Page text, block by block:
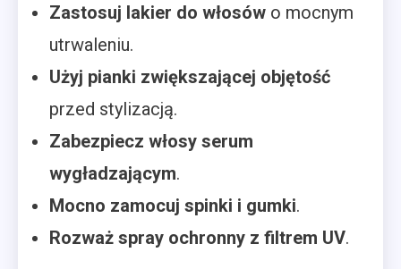
Zastosuj lakier do włosów o mocnym
utrwaleniu.
Użyj pianki zwiększającej objętość
przed stylizacją.
Zabezpiecz włosy serum
wygładzającym.
Mocno zamocuj spinki i gumki.
Rozważ spray ochronny z filtrem UV.